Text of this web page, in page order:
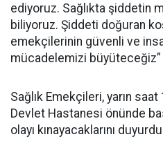
ediyoruz. Sağlıkta şiddetin
biliyoruz. Şiddeti doğuran
emekçilerinin güvenli ve
mücadelemizi büyüteceğiz”
Sağlık Emekçileri, yarın
Devlet Hastanesi önünde
olayı kınayacaklarını